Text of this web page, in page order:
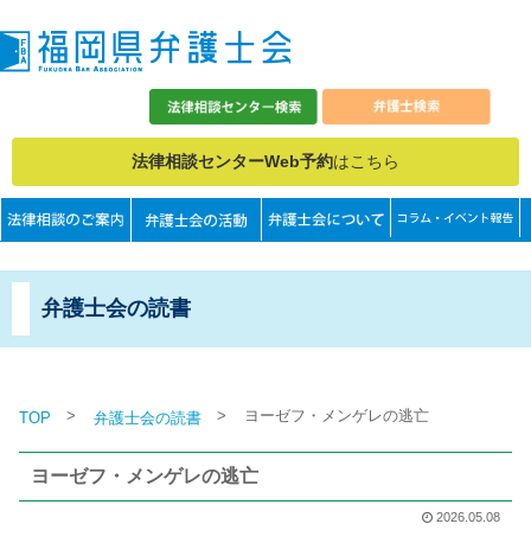
法律相談センターWeb予約はこちら
弁護士会の読書
TOP > 弁護士会の読書 > ヨーゼフ・メンゲレの逃亡
ヨーゼフ・メンゲレの逃亡
2026.05.08